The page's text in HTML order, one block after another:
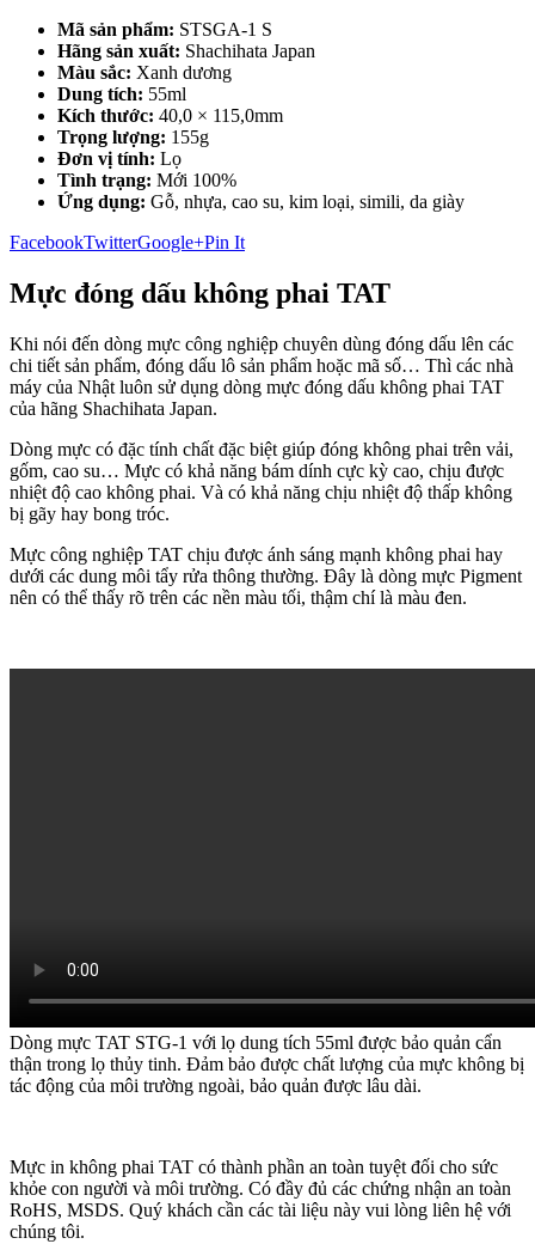
Mã sản phẩm: STSGA-1 S
Hãng sản xuất: Shachihata Japan
Màu sắc: Xanh dương
Dung tích: 55ml
Kích thước: 40,0 × 115,0mm
Trọng lượng: 155g
Đơn vị tính: Lọ
Tình trạng: Mới 100%
Ứng dụng: Gỗ, nhựa, cao su, kim loại, simili, da giày
FacebookTwitterGoogle+Pin It
Mực đóng dấu không phai TAT
Khi nói đến dòng mực công nghiệp chuyên dùng đóng dấu lên các
chi tiết sản phẩm, đóng dấu lô sản phẩm hoặc mã số… Thì các nhà
máy của Nhật luôn sử dụng dòng mực đóng dấu không phai TAT
của hãng Shachihata Japan.
Dòng mực có đặc tính chất đặc biệt giúp đóng không phai trên vải,
gốm, cao su… Mực có khả năng bám dính cực kỳ cao, chịu được
nhiệt độ cao không phai. Và có khả năng chịu nhiệt độ thấp không
bị gãy hay bong tróc.
Mực công nghiệp TAT chịu được ánh sáng mạnh không phai hay
dưới các dung môi tẩy rửa thông thường. Đây là dòng mực Pigment
nên có thể thấy rõ trên các nền màu tối, thậm chí là màu đen.
Dòng mực TAT STG-1 với lọ dung tích 55ml được bảo quản cẩn
thận trong lọ thủy tinh. Đảm bảo được chất lượng của mực không bị
tác động của môi trường ngoài, bảo quản được lâu dài.
Mực in không phai TAT có thành phần an toàn tuyệt đối cho sức
khỏe con người và môi trường. Có đầy đủ các chứng nhận an toàn
RoHS, MSDS. Quý khách cần các tài liệu này vui lòng liên hệ với
chúng tôi.